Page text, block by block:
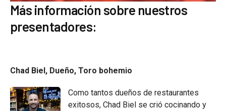
Más información sobre nuestros
presentadores:
Chad Biel, Dueño, Toro bohemio
Como tantos dueños de restaurantes
exitosos, Chad Biel se crió cocinando y